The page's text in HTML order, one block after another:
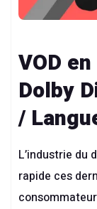
VOD
Dolby
/
L’industrie du
rapide ces